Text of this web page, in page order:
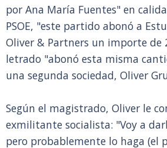
por Ana María Fuentes" en
PSOE, "este partido abonó a
Oliver & Partners un importe de
letrado "abonó esta misma
una segunda sociedad, Oliver
Según el magistrado, Oliver le
exmilitante socialista: "Voy a
pero probablemente lo haga (el